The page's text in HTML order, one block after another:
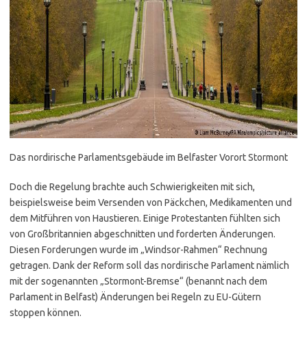
Das nordirische Parlamentsgebäude im Belfaster Vorort Stormont
Doch die Regelung brachte auch Schwierigkeiten mit sich,
beispielsweise beim Versenden von Päckchen, Medikamenten und
dem Mitführen von Haustieren. Einige Protestanten fühlten sich
von Großbritannien abgeschnitten und forderten Änderungen.
Diesen Forderungen wurde im „Windsor-Rahmen“ Rechnung
getragen. Dank der Reform soll das nordirische Parlament nämlich
mit der sogenannten „Stormont-Bremse“ (benannt nach dem
Parlament in Belfast) Änderungen bei Regeln zu EU-Gütern
stoppen können.